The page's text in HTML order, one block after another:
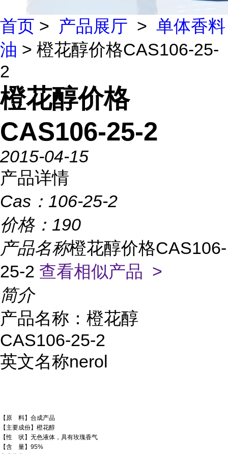
首页 > 产品展厅 > 单体香料
油 > 橙花醇价格CAS106-25-
2
橙花醇价格
CAS106-25-2
2015-04-15
产品详情
Cas： 106-25-2
价格： 190
产品名称橙花醇价格CAS106-
25-2 查看相似产品 >
简介
产品名称：橙花醇
CAS106-25-2
英文名称nerol
【原 料】合成产品
【主要成份】橙花醇
【性 状】无色液体，具有玫瑰香气
【含 量】95%